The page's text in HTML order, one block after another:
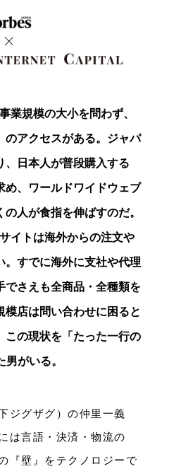
業規模の大小を問わず、
のアクセスがある。ジャパ
、日本人が普段購入する
め、ワールドワイドウェブ
人が食指を伸ばすのだ。
イトは海外からの注文や
。すでに海外に支社や代理
でさえも全商品・全種類を
模店は問い合わせに困ると
この現状を「たった一行の
がいる。
ジグザグ）の仲里一義
は言語・決済・物流の
『壁』をテクノロジーで